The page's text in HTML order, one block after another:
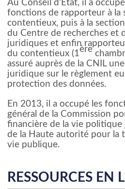
Au Conseil d’Etat, il a
fonctions de rapporteur à la
contentieux, puis à la
du Centre de recherches et
juridiques et enfin
du contentieux (1ère
assuré auprès de la CNIL
juridique sur le règlement
protection des données.
En 2013, il a occupé les
général de la Commission
financière de la vie politique
de la Haute autorité pour la
vie publique.
RESSOURCES EN